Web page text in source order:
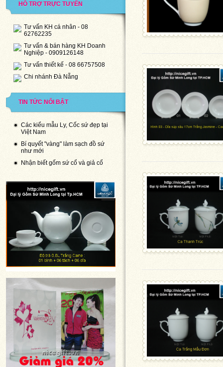
HỖ TRỢ TRỰC TUYẾN
Tư vấn KH cá nhân - 08
62762235
Tư vấn & bán hàng KH Doanh
Nghiệp - 0909126148
Tư vấn thiết kế - 08 66757508
Chi nhánh Đà Nẵng
TIN TỨC NỔI BẬT
Các kiểu mẫu Ly, Cốc sứ đẹp tại
Việt Nam
Bí quyết "vàng" làm sạch đồ sứ
như mới
Nhận biết gốm sứ cổ và giả cổ